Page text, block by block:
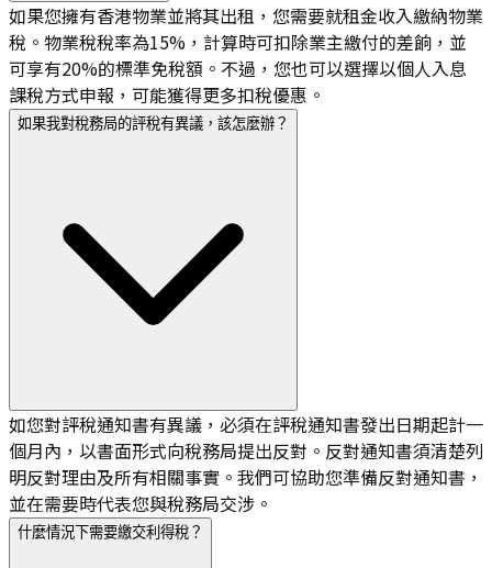
如果您擁有香港物業並將其出租，您需要就租金收入繳納物業
稅。物業稅稅率為15%，計算時可扣除業主繳付的差餉，並
可享有20%的標準免稅額。不過，您也可以選擇以個人入息
課稅方式申報，可能獲得更多扣稅優惠。
如果我對稅務局的評稅有異議，該怎麼辦？
如您對評稅通知書有異議，必須在評稅通知書發出日期起計一
個月內，以書面形式向稅務局提出反對。反對通知書須清楚列
明反對理由及所有相關事實。我們可協助您準備反對通知書，
並在需要時代表您與稅務局交涉。
什麼情況下需要繳交利得稅？